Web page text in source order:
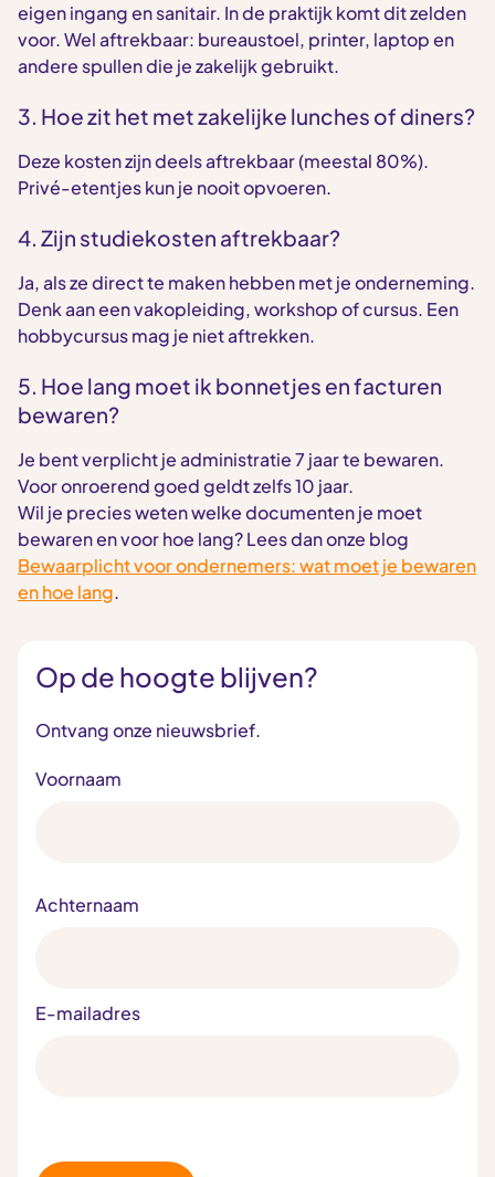
eigen ingang en sanitair. In de praktijk komt dit zelden
voor. Wel aftrekbaar: bureaustoel, printer, laptop en
andere spullen die je zakelijk gebruikt.
3. Hoe zit het met zakelijke lunches of diners?
Deze kosten zijn deels aftrekbaar (meestal 80%).
Privé-etentjes kun je nooit opvoeren.
4. Zijn studiekosten aftrekbaar?
Ja, als ze direct te maken hebben met je onderneming.
Denk aan een vakopleiding, workshop of cursus. Een
hobbycursus mag je niet aftrekken.
5. Hoe lang moet ik bonnetjes en facturen
bewaren?
Je bent verplicht je administratie 7 jaar te bewaren.
Voor onroerend goed geldt zelfs 10 jaar.
Wil je precies weten welke documenten je moet
bewaren en voor hoe lang? Lees dan onze blog
Bewaarplicht voor ondernemers: wat moet je bewaren
en hoe lang.
Op de hoogte blijven?
Ontvang onze nieuwsbrief.
Voornaam
Achternaam
E-mailadres